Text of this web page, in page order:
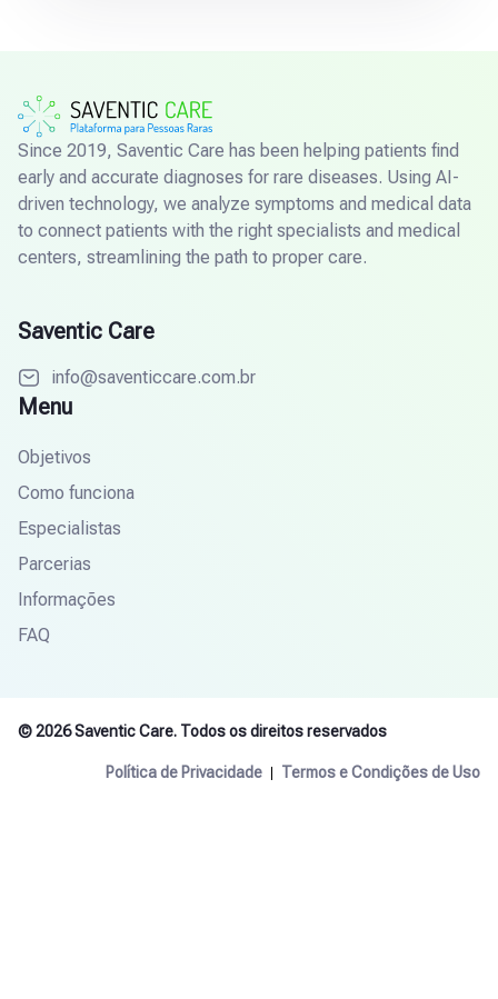
Since 2019, Saventic Care has been helping patients find
early and accurate diagnoses for rare diseases. Using AI-
driven technology, we analyze symptoms and medical data
to connect patients with the right specialists and medical
centers, streamlining the path to proper care.
Saventic Care
info@saventiccare.com.br
Menu
Objetivos
Como funciona
Especialistas
Parcerias
Informações
FAQ
© 2026 Saventic Care. Todos os direitos reservados
Política de Privacidade Termos e Condições de Uso